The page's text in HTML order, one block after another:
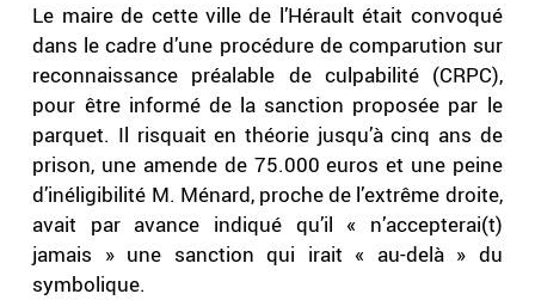
Le maire de cette ville de l’Hérault était convoqué
dans le cadre d’une procédure de comparution sur
reconnaissance préalable de culpabilité (CRPC),
pour être informé de la sanction proposée par le
parquet. Il risquait en théorie jusqu’à cinq ans de
prison, une amende de 75.000 euros et une peine
d’inéligibilité M. Ménard, proche de l’extrême droite,
avait par avance indiqué qu’il « n’accepterai(t)
jamais » une sanction qui irait « au-delà » du
symbolique.